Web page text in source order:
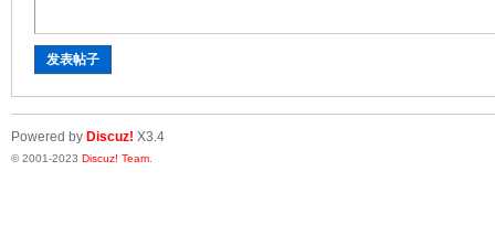
发表帖子
Powered by Discuz! X3.4
© 2001-2023 Discuz! Team.